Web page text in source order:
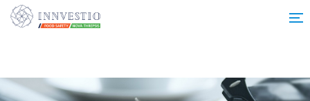
Additionally, paste this code immediately after the opening tag: